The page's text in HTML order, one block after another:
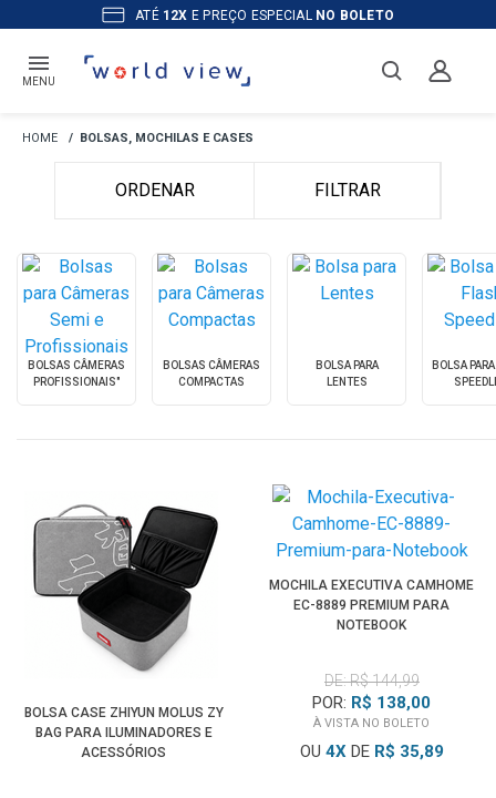
OS PRODUTOS APRONTA ENTREGA
MENU
BOLSAS, MOCHILAS E CASES
ORDENAR FILTRAR
BOLSAS CÂMERAS
PROFISSIONAIS"
BOLSAS CÂMERAS
COMPACTAS
BOLSA PARA
LENTES
BOLSA
BOLSA CASE ZHIYUN MOLUS ZY
BAG PARA ILUMINADORES E
ACESSÓRIOS
MOCHILA EXECUTIVA CAMHOME
EC-8889 PREMIUM PARA
NOTEBOOK
DE: R$ 144,99
POR: R$ 138,00
À VISTA NO BOLETO
OU 4XDE R$ 35,89